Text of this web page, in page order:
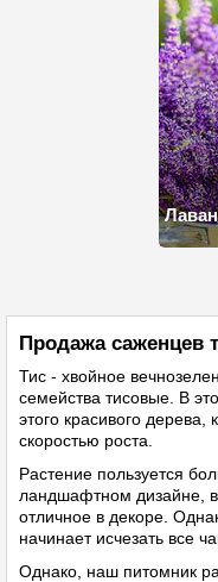
Продажа саженцев
Тис - хвойное
семейства тисовые. В
этого красивого дерева,
скоростью роста.
Растение пользуется
ландшафтном дизайне,
отличное в декоре.
начинает исчезать все
Однако, наш питомник